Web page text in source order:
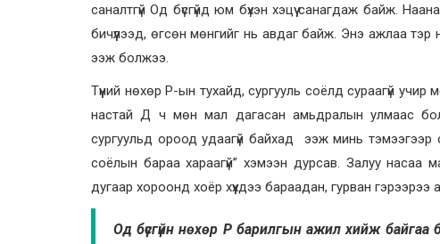
саналтгүй Од бүсгүйд юм бүхэн хэцүү санагдаж байж.
бичүүлээд, өгсөн мөнгийг нь авдаг байж. Энэ ажлаа тэр
ээж болжээ.
Түүний нөхөр Р-ын тухайд, сургууль соёлд сураагүй
настай Д ч мөн мал дагасан амьдралын улмаас
сургуульд ороод удаагүй байхад ээж минь тэмээгээр
соёлын бараа хараагүй” хэмээн дурсав. Залуу насаа
дугаар хороонд хоёр хүүхдээ бараадан, гурван гэрээрээ
Од бүсгүйн нөхөр Р барилгын ажил хийж